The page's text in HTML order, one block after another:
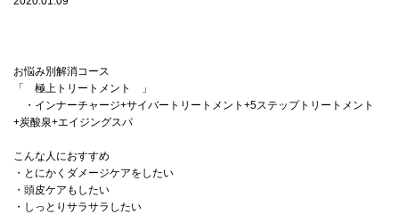
お悩み別解消コース
「 極上トリートメント 」
・インナーチャージ+サイバートリートメント+5ステップトリートメント
+炭酸泉+エイジングスパ
こんな人におすすめ
・とにかくダメージケアをしたい
・頭皮ケアもしたい
・しっとりサラサラしたい